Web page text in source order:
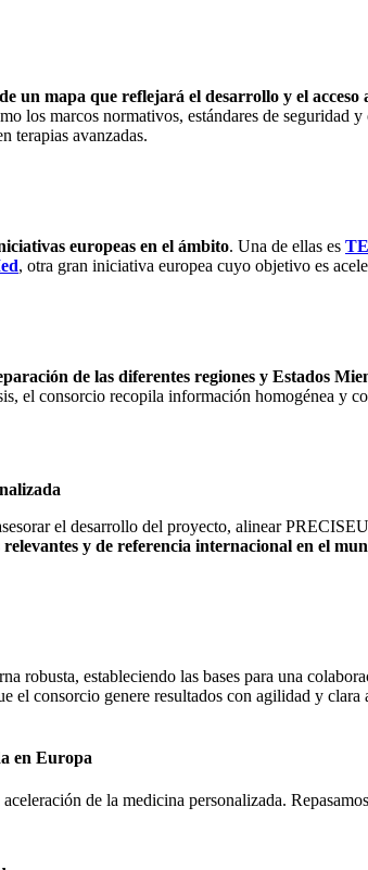
un mapa que reflejará el desarrollo y el
los marcos normativos, estándares de
terapias avanzadas.
europeas en el ámbito. Una de ellas es
, otra gran iniciativa europea cuyo objetivo es
de las diferentes regiones y Estados
el consorcio recopila información homogénea y
el desarrollo del proyecto, alinear
y de referencia internacional en el
robusta, estableciendo las bases para una
consorcio genere resultados con agilidad y
en Europa
de la medicina personalizada.